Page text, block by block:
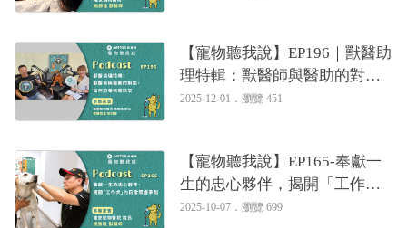
【寵物聽我說】EP196｜獸醫助
理特輯：獸醫師與醫助的對
談，如何培養無聲默契｜專業
2025-12-01．瀏覽 451
【寵物聽我說】EP165-奉獻一
生的忠心夥伴，揭開「工作
犬」的日常照護準則｜專業獸
2025-10-07．瀏覽 699